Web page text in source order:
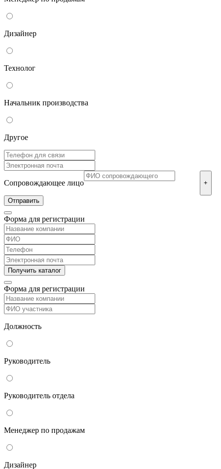
Дизайнер
Технолог
Начальник производства
Другое
Сопровождающее лицо +
Форма для регистрации
Форма для регистрации
Должность
Руководитель
Руководитель отдела
Менеджер по продажам
Дизайнер